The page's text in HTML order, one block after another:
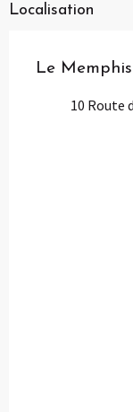
Localisation
Le Memphis
10 Route